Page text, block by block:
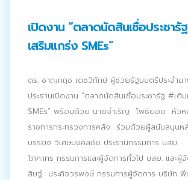
ข้อมูลบริษัท
บริการของเรา
ประชาสัมพันธ์ผ่านสื่อออฟไลน์และสื่อออน
ผลงานของเรา
เปิดงาน “ตลาดนัดสินเชื่อประชารั
เสริมแกร่ง SMEs”
ดร. ชาญกฤช เดชวิทักษ์ ผู้ช่วยรัฐมนตรีประจำน
ประธานเปิดงาน “ตลาดนัดสินเชื่อประชารัฐ #เติ
SMEs” พร้อมด้วย นายจำเริญ โพธิยอด หัวห
ราชการกระทรวงการคลัง ร่วมด้วยผู้สนับสนุนห
บรรยง วิเศษมงคลชัย ประธานกรรมการ บสย
โภคาทร กรรมการและผู้จัดการทั่วไป บสย. และ
สิษฐ์ ประกิจวรพงษ์ กรรมการผู้จัดการ บริษัท พี